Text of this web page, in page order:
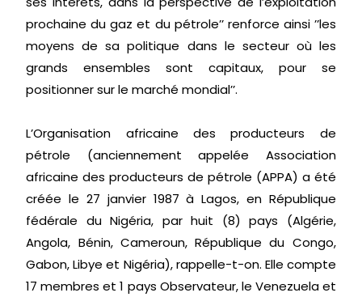
prochaine du gaz et du pétrole’’ renforce ainsi ’’les
moyens de sa politique dans le secteur où les
grands ensembles sont capitaux, pour se
positionner sur le marché mondial’’.
L’Organisation africaine des producteurs de
pétrole (anciennement appelée Association
africaine des producteurs de pétrole (APPA) a été
créée le 27 janvier 1987 à Lagos, en République
fédérale du Nigéria, par huit (8) pays (Algérie,
Angola, Bénin, Cameroun, République du Congo,
Gabon, Libye et Nigéria), rappelle-t-on. Elle compte
17 membres et 1 pays Observateur, le Venezuela et